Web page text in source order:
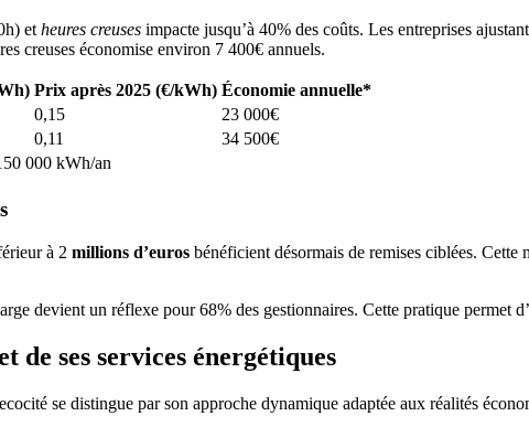
et heures creuses impacte jusqu’à 40% des coûts. Les entreprises
creuses économise environ 7 400€ annuels.
Prix après 2025 (€/kWh) Économie annuelle*
0,15
23 000€
0,11
34 500€
000 kWh/an
à 2 millions d’euros bénéficient désormais de remises ciblées. Cette
devient un réflexe pour 68% des gestionnaires. Cette pratique permet
de ses services énergétiques
se distingue par son approche dynamique adaptée aux réalités